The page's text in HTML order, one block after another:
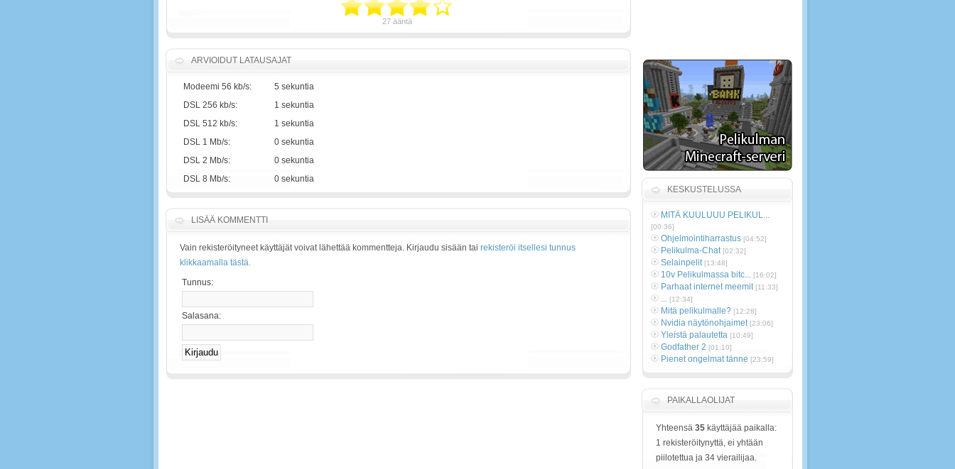
27 ääntä
ARVIOIDUT LATAUSAJAT
Modeemi 56 kb/s:
5 sekuntia
DSL 256 kb/s:
1 sekuntia
DSL 512 kb/s:
1 sekuntia
DSL 1 Mb/s:
0 sekuntia
DSL 2 Mb/s:
0 sekuntia
DSL 8 Mb/s:
0 sekuntia
LISÄÄ KOMMENTTI
Vain rekisteröityneet käyttäjät voivat lähettää kommentteja. Kirjaudu sisään tai rekisteröi itsellesi tunnus
klikkaamalla tästä.
Tunnus:
Salasana:
KESKUSTELUSSA
MITÄ KUULUUU PELIKUL...
[00:36]
Ohjelmointiharrastus [04:52]
Pelikulma-Chat [02:32]
Selainpelit [13:48]
10v Pelikulmassa bitc... [16:02]
Parhaat internet meemit [11:33]
... [12:34]
Mitä pelikulmalle? [12:28]
Nvidia näytönohjaimet [23:06]
Yleistä palautetta [10:49]
Godfather 2 [01:10]
Pienet ongelmat tänne [23:59]
PAIKALLAOLIJAT
Yhteensä 35 käyttäjää paikalla:
1 rekisteröitynyttä, ei yhtään
piilotettua ja 34 vierailijaa.